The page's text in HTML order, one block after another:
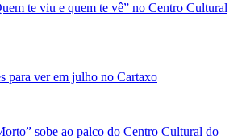
te viu e quem te vê” no Centro Cultural
para ver em julho no Cartaxo
sobe ao palco do Centro Cultural do